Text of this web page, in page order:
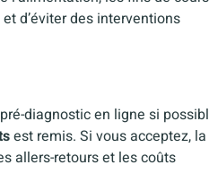
d’éviter des interventions
diagnostic en ligne si
est remis. Si vous acceptez, la
allers-retours et les coûts